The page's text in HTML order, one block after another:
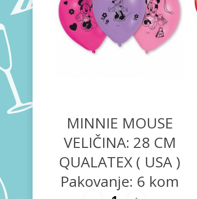
390,00 RSD
MINNIE MOUSE
VELIČINA: 28 CM
QUALATEX ( USA )
Pakovanje: 6 kom